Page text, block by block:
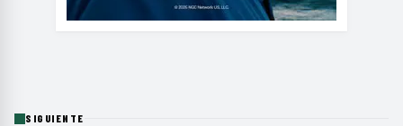
SIGUIENTE